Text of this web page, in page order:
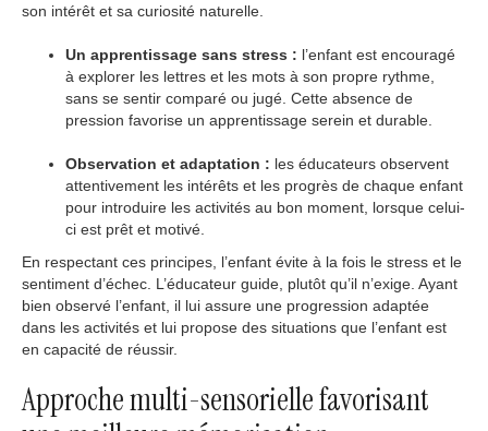
son intérêt et sa curiosité naturelle.
Un apprentissage sans stress : l’enfant est encouragé
à explorer les lettres et les mots à son propre rythme,
sans se sentir comparé ou jugé. Cette absence de
pression favorise un apprentissage serein et durable.
Observation et adaptation : les éducateurs observent
attentivement les intérêts et les progrès de chaque enfant
pour introduire les activités au bon moment, lorsque celui-
ci est prêt et motivé.
En respectant ces principes, l’enfant évite à la fois le stress et le
sentiment d’échec. L’éducateur guide, plutôt qu’il n’exige. Ayant
bien observé l’enfant, il lui assure une progression adaptée
dans les activités et lui propose des situations que l’enfant est
en capacité de réussir.
Approche multi-sensorielle favorisant